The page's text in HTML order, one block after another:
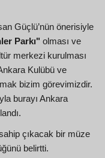
Güçlü’nün önerisiyle
Parkı" olması ve
merkezi kurulması
Kulübü ve
bizim görevimizdir.
burayı Ankara
çıkacak bir müze
belirtti.